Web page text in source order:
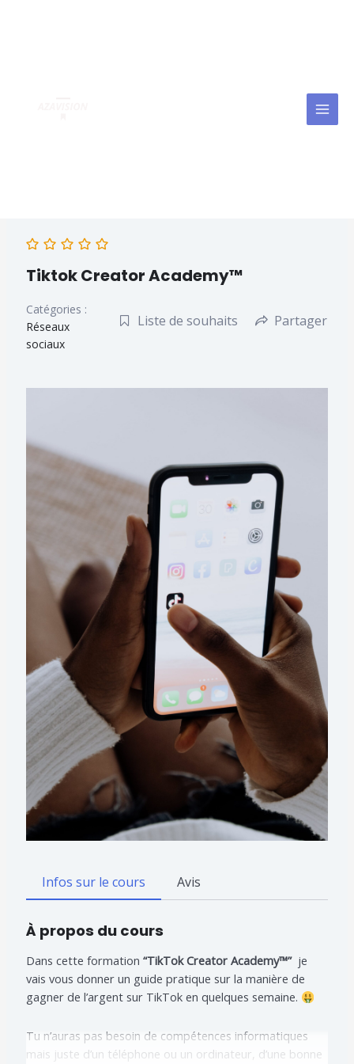
Tiktok Creator Academy™
Catégories :
Réseaux
sociaux
Liste de souhaits Partager
Infos sur le cours Avis
À propos du cours
Dans cette formation“TikTok Creator Academy™”je
vais vous donner un guide pratique sur la manière de
gagner de l’argent sur TikTok en quelques semaine.
Tu n’auras pas besoin de compétences informatiques
mais juste d’un téléphone ou un ordinateur, d’une bonne